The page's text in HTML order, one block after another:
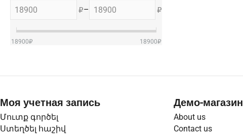
₽– ₽
18900₽ 18900₽
Моя учетная запись
Մուտք գործել
Ստեղծել հաշիվ
Демо-магазин
About us
Contact us